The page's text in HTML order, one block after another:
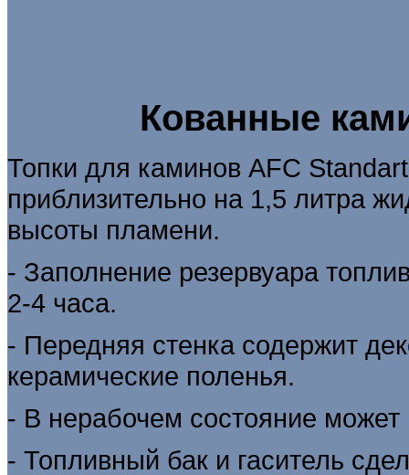
Кованные
Топки для каминов AFC
приблизительно на 1,5 литра
высоты пламени.
- Заполнение резервуара
2-4 часа.
- Передняя стенка содержит
керамические поленья.
- В нерабочем состояние может
- Топливный бак и гаситель